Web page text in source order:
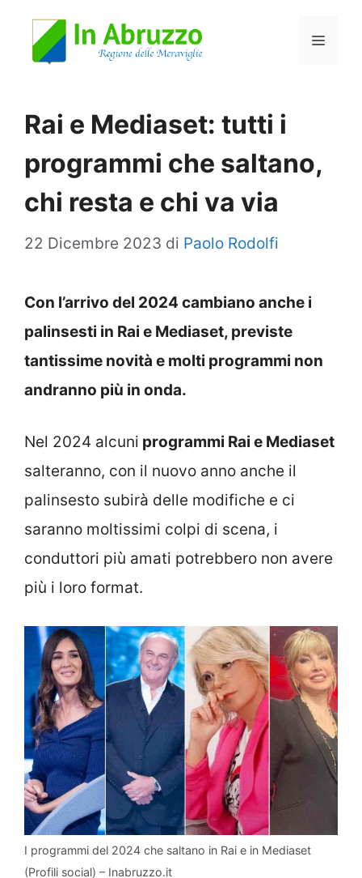
Menu
Rai e Mediaset: tutti i
programmi che saltano,
chi resta e chi va via
22 Dicembre 2023 di Paolo Rodolfi
Con l’arrivo del 2024 cambiano anche i
palinsesti in Rai e Mediaset, previste
tantissime novità e molti programmi non
andranno più in onda.
Nel 2024 alcuni programmi Rai e Mediaset
salteranno, con il nuovo anno anche il
palinsesto subirà delle modifiche e ci
saranno moltissimi colpi di scena, i
conduttori più amati potrebbero non avere
più i loro format.
I programmi del 2024 che saltano in Rai e in Mediaset
(Profili social) – Inabruzzo.it